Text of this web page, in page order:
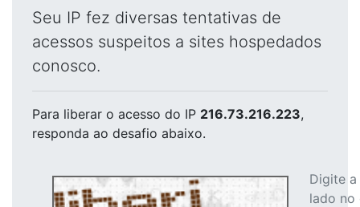
Seu IP fez diversas tentativas de
acessos suspeitos a sites hospedados
conosco.
Para liberar o acesso do IP 216.73.216.223,
responda ao desafio abaixo.
Digite
lado no